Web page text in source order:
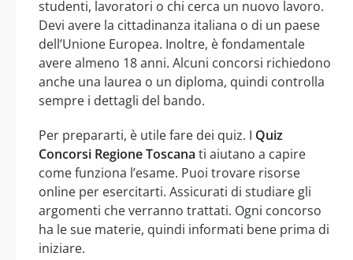
studenti, lavoratori o chi cerca un nuovo lavoro.
Devi avere la cittadinanza italiana o di un paese
dell’Unione Europea. Inoltre, è fondamentale
avere almeno 18 anni. Alcuni concorsi richiedono
anche una laurea o un diploma, quindi controlla
sempre i dettagli del bando.
Per prepararti, è utile fare dei quiz. I Quiz
Concorsi Regione Toscana ti aiutano a capire
come funziona l’esame. Puoi trovare risorse
online per esercitarti. Assicurati di studiare gli
argomenti che verranno trattati. Ogni concorso
ha le sue materie, quindi informati bene prima di
iniziare.